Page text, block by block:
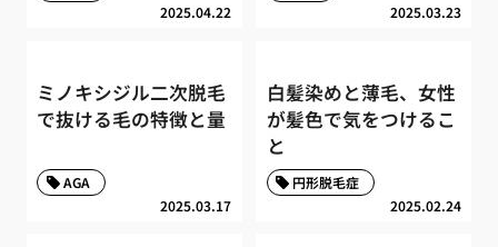
2025.04.22 2025.03.23
ミノキシジル二次脱毛
で抜ける毛の特徴と量
2025.03.17
AGA
白髪染めと薄毛、女性
が髪色で気をつけるこ
と
2025.02.24
円形脱毛症